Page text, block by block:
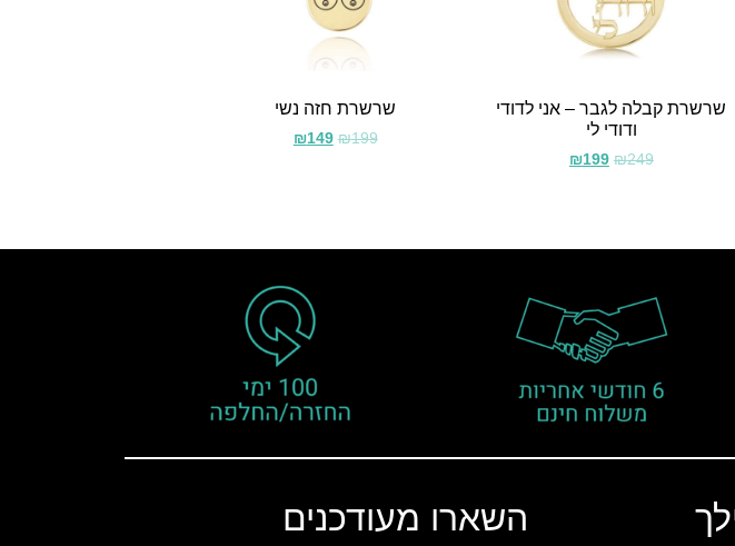
שרשרת קבלה לגבר – אני לדודי
ודודי לי
₪249
₪199
שרשרת חזה נשי
₪199
₪149
השארו מעודכנים